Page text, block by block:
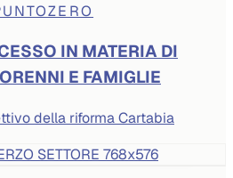
IN MATERIA DI
E FAMIGLIE
della riforma Cartabia